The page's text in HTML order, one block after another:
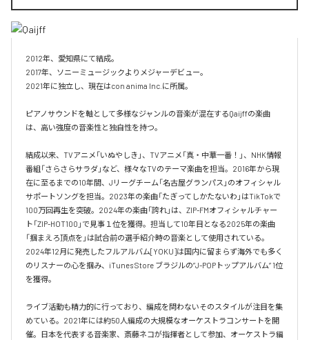
2012年、愛知県にて結成。
2017年、ソニーミュージックよりメジャーデビュー。
2021年に独立し、現在はcon anima Inc.に所属。
ピアノサウンドを軸として多様なジャンルの音楽が混在するQaijffの楽曲
は、高い強度の音楽性と独自性を持つ。
結成以来、TVアニメ「いぬやしき」、TVアニメ「真・中華一番！」、NHK情報
番組「さらさらサラダ」など、様々なTVのテーマ楽曲を担当。2016年から現
在に至るまでの10年間、Jリーグチーム「名古屋グランパス」のオフィシャル
サポートソングを担当。2023年の楽曲「たぎってしかたないわ」はTikTokで
100万回再生を突破。2024年の楽曲「誇れ」は、ZIP-FMオフィシャルチャー
ト「ZIP-HOT100」で見事１位を獲得。担当して10年目となる2025年の楽曲
「掴まえろ頂点を」は試合前の選手紹介時の音楽として使用されている。
2024年12月に発売したフルアルバム[YOKU]は国内に留まらず海外でも多く
のリスナーの心を掴み、iTunes Store ブラジルの”J-POPトップアルバム” 1位
を獲得。
ライブ活動も精力的に行っており、編成を問わないそのスタイルが注目を集
めている。2021年には約50人編成の大規模なオーケストラコンサートを開
催。日本を代表する音楽家、斎藤ネコが指揮者として参加、オーケストラ編